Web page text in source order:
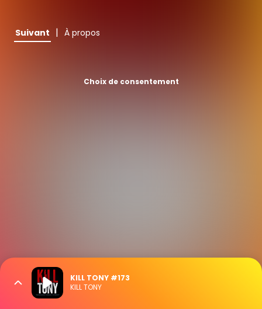
Suivant | À propos
Choix de consentement
KILL TONY #173
KILL TONY